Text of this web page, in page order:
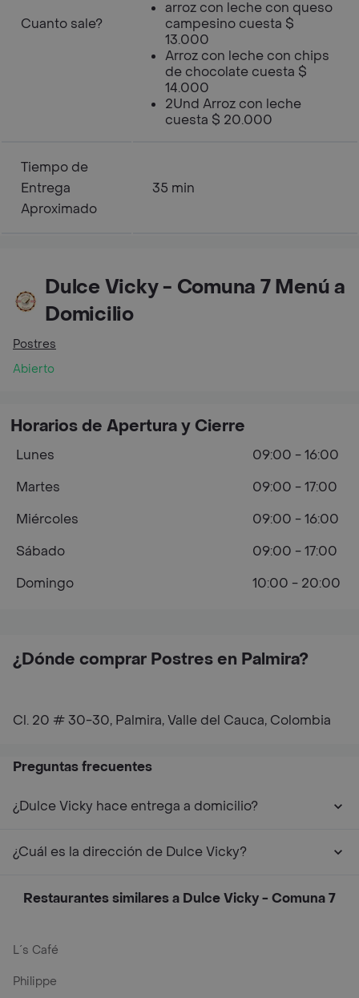
Cuanto sale?
arroz con leche con queso
campesino cuesta $
13.000
Arroz con leche con chips
de chocolate cuesta $
14.000
2Und Arroz con leche
cuesta $ 20.000
Tiempo de
Entrega
Aproximado
35 min
Dulce Vicky - Comuna 7 Menú a
Domicilio
Postres
Abierto
¿Dónde comprar Postres en Palmira?
Cl. 20 # 30-30, Palmira, Valle del Cauca, Colombia
Horarios de Apertura y Cierre
Lunes
09:00 - 16:00
Martes
09:00 - 17:00
Miércoles
09:00 - 16:00
Sábado
09:00 - 17:00
Domingo
10:00 - 20:00
Preguntas frecuentes
¿Dulce Vicky hace entrega a domicilio?
¿Cuál es la dirección de Dulce Vicky?
Restaurantes similares a Dulce Vicky - Comuna 7
L´s Café
Philippe